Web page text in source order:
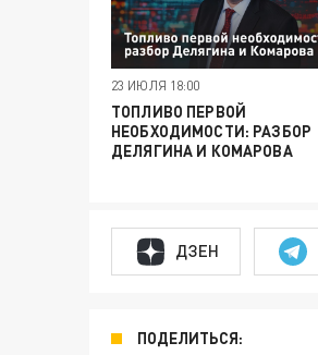
23 ИЮЛЯ 18:00
ТОПЛИВО ПЕРВОЙ
НЕОБХОДИМОСТИ: РАЗБОР
ДЕЛЯГИНА И КОМАРОВА
ДЗЕН
ПОДЕЛИТЬСЯ: